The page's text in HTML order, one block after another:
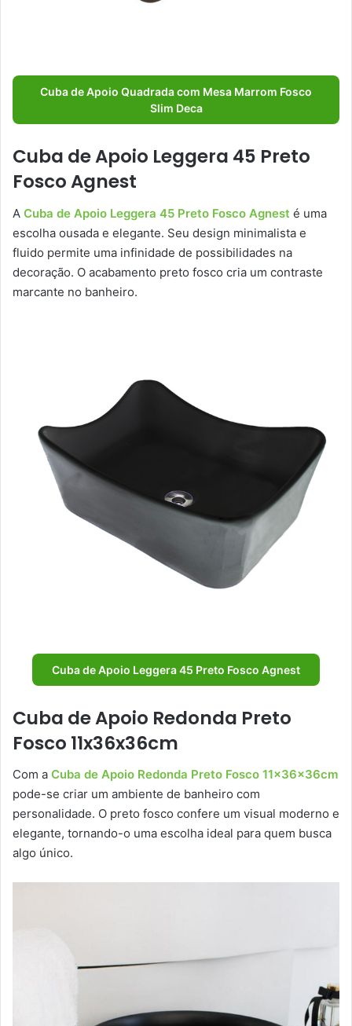
Cuba de Apoio Quadrada com Mesa Marrom Fosco
Slim Deca
Cuba de Apoio Leggera 45 Preto
Fosco Agnest
A Cuba de Apoio Leggera 45 Preto Fosco Agnest é uma
escolha ousada e elegante. Seu design minimalista e
fluido permite uma infinidade de possibilidades na
decoração. O acabamento preto fosco cria um contraste
marcante no banheiro.
Cuba de Apoio Leggera 45 Preto Fosco Agnest
Cuba de Apoio Redonda Preto
Fosco 11x36x36cm
Com a Cuba de Apoio Redonda Preto Fosco 11x36x36cm
pode-se criar um ambiente de banheiro com
personalidade. O preto fosco confere um visual moderno e
elegante, tornando-o uma escolha ideal para quem busca
algo único.